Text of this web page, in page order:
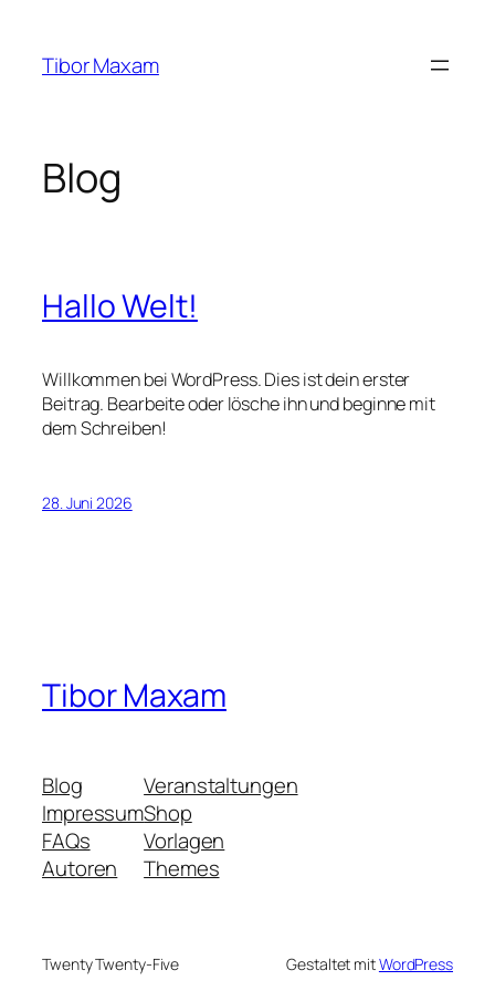
springen
Tibor Maxam
Blog
Hallo Welt!
Willkommen bei WordPress. Dies ist dein erster
Beitrag. Bearbeite oder lösche ihn und beginne mit
dem Schreiben!
28. Juni 2026
Tibor Maxam
Blog
Impressum
FAQs
Autoren
Veranstaltungen
Shop
Vorlagen
Themes
Twenty Twenty-Five Gestaltet mitWordPress